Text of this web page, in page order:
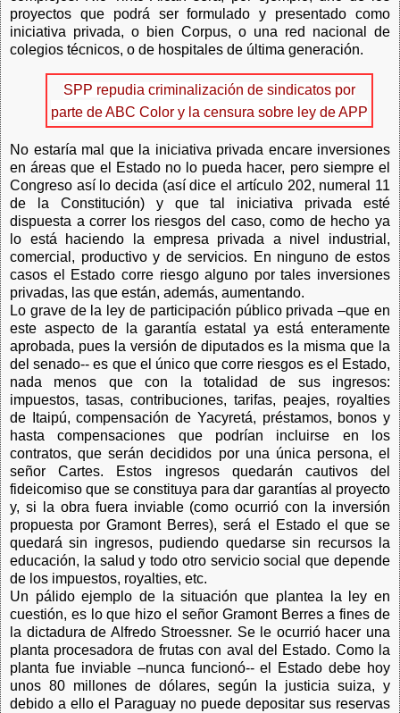
proyectos que podrá ser formulado y presentado como
iniciativa privada, o bien Corpus, o una red nacional de
colegios técnicos, o de hospitales de última generación.
SPP repudia criminalización de sindicatos por
parte de ABC Color y la censura sobre ley de APP
No estaría mal que la iniciativa privada encare inversiones
en áreas que el Estado no lo pueda hacer, pero siempre el
Congreso así lo decida (así dice el artículo 202, numeral 11
de la Constitución) y que tal iniciativa privada esté
dispuesta a correr los riesgos del caso, como de hecho ya
lo está haciendo la empresa privada a nivel industrial,
comercial, productivo y de servicios. En ninguno de estos
casos el Estado corre riesgo alguno por tales inversiones
privadas, las que están, además, aumentando.
Lo grave de la ley de participación público privada –que en
este aspecto de la garantía estatal ya está enteramente
aprobada, pues la versión de diputados es la misma que la
del senado-- es que el único que corre riesgos es el Estado,
nada menos que con la totalidad de sus ingresos:
impuestos, tasas, contribuciones, tarifas, peajes, royalties
de Itaipú, compensación de Yacyretá, préstamos, bonos y
hasta compensaciones que podrían incluirse en los
contratos, que serán decididos por una única persona, el
señor Cartes. Estos ingresos quedarán cautivos del
fideicomiso que se constituya para dar garantías al proyecto
y, si la obra fuera inviable (como ocurrió con la inversión
propuesta por Gramont Berres), será el Estado el que se
quedará sin ingresos, pudiendo quedarse sin recursos la
educación, la salud y todo otro servicio social que depende
de los impuestos, royalties, etc.
Un pálido ejemplo de la situación que plantea la ley en
cuestión, es lo que hizo el señor Gramont Berres a fines de
la dictadura de Alfredo Stroessner. Se le ocurrió hacer una
planta procesadora de frutas con aval del Estado. Como la
planta fue inviable –nunca funcionó-- el Estado debe hoy
unos 80 millones de dólares, según la justicia suiza, y
debido a ello el Paraguay no puede depositar sus reservas